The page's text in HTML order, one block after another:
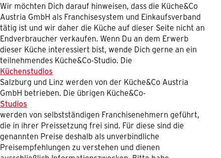
Wir möchten Dich darauf hinweisen, dass die Küche&Co
Austria GmbH als Franchisesystem und Einkaufsverband
tätig ist und wir daher die Küche auf dieser Seite nicht an
Endverbraucher verkaufen. Wenn Du an dem Erwerb
dieser Küche interessiert bist, wende Dich gerne an ein
teilnehmendes Küche&Co-Studio. Die
Küchenstudios
Salzburg und Linz werden von der Küche&Co Austria
GmbH betrieben. Die übrigen Küche&Co-
Studios
werden von selbstständigen Franchisenehmern geführt,
die in ihrer Preissetzung frei sind. Für diese sind die
genannten Preise deshalb als unverbindliche
Preisempfehlungen zu verstehen und dienen